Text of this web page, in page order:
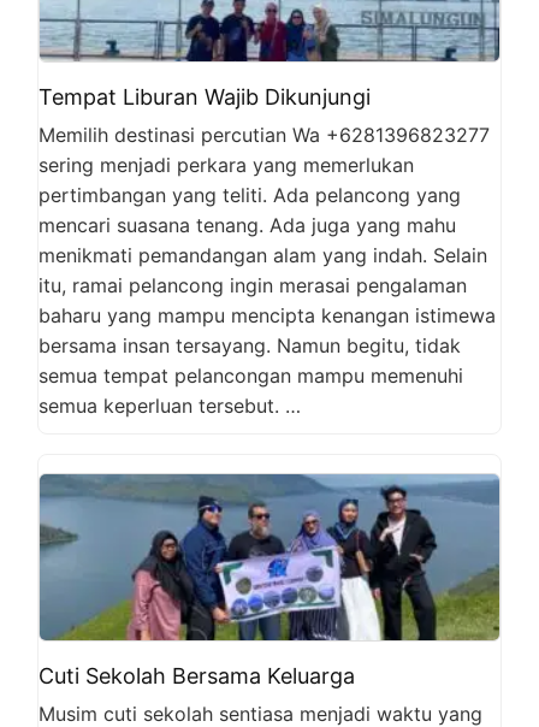
Tempat Liburan Wajib Dikunjungi
Memilih destinasi percutian Wa +6281396823277
sering menjadi perkara yang memerlukan
pertimbangan yang teliti. Ada pelancong yang
mencari suasana tenang. Ada juga yang mahu
menikmati pemandangan alam yang indah. Selain
itu, ramai pelancong ingin merasai pengalaman
baharu yang mampu mencipta kenangan istimewa
bersama insan tersayang. Namun begitu, tidak
semua tempat pelancongan mampu memenuhi
semua keperluan tersebut. …
Cuti Sekolah Bersama Keluarga
Musim cuti sekolah sentiasa menjadi waktu yang